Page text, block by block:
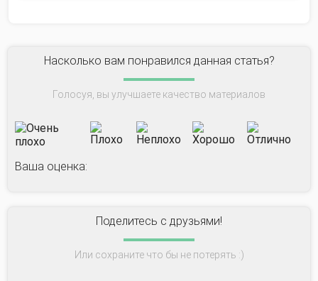
Насколько вам понравился данная статья?
Голосуя, вы улучшаете качество материалов
Ваша оценка:
Поделитесь с друзьями!
Или сохраните что бы не потерять :)